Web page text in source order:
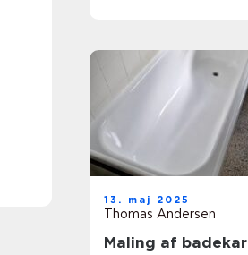
13. maj 2025
Thomas Andersen
Maling af badekar